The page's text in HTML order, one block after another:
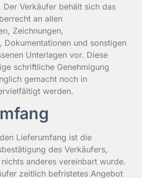
Verkäufer behält sich das
an allen
Zeichnungen,
Dokumentationen und sonstigen
Unterlagen vor. Diese
schriftliche Genehmigung
gemacht noch in
werden.
Lieferumfang ist die
des Verkäufers,
anderes vereinbart wurde.
zeitlich befristetes Angebot